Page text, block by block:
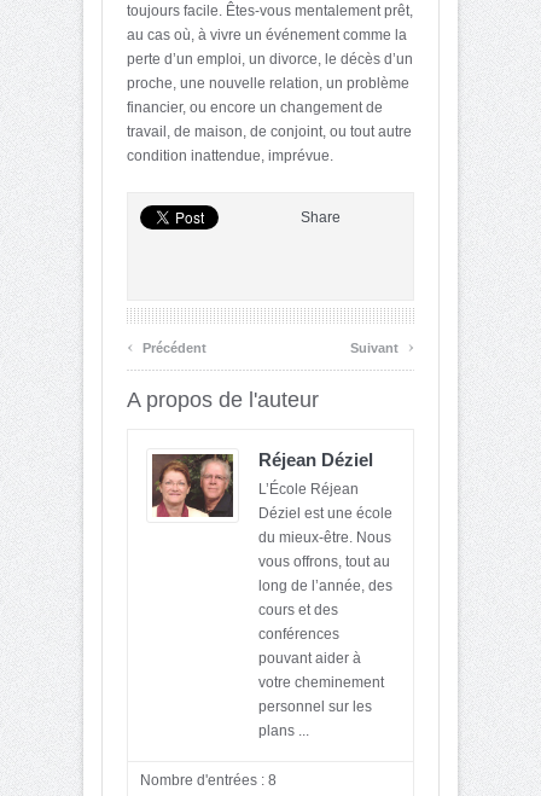
toujours facile. Êtes-vous mentalement prêt,
au cas où, à vivre un événement comme la
perte d’un emploi, un divorce, le décès d’un
proche, une nouvelle relation, un problème
financier, ou encore un changement de
travail, de maison, de conjoint, ou tout autre
condition inattendue, imprévue.
Share
‹ Précédent Suivant ›
A propos de l'auteur
Réjean Déziel
L’École Réjean
Déziel est une école
du mieux-être. Nous
vous offrons, tout au
long de l’année, des
cours et des
conférences
pouvant aider à
votre cheminement
personnel sur les
plans ...
Nombre d'entrées : 8